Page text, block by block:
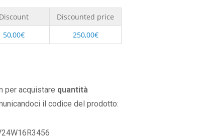
Discount
Discounted price
50,00€ 250,00€
per acquistare quantità
il codice del prodotto: